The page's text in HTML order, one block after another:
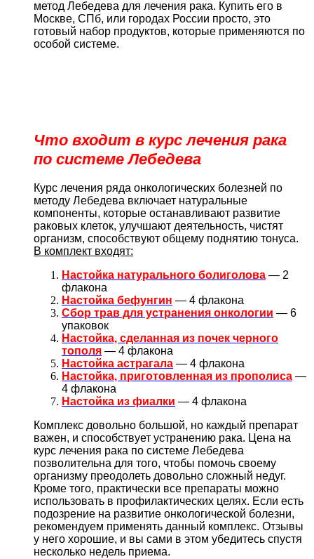
метод Лебедева для лечения рака. Купить его в
Москве, СПб, или городах России просто, это
готовый набор продуктов, которые применяются по
особой системе.
Что входит в курс лечения рака
по системе Лебедева
Курс лечения ряда онкологических болезней по
методу Лебедева включает натуральные
компоненты, которые останавливают развитие
раковых клеток, улучшают деятельность, чистят
организм, способствуют общему поднятию тонуса.
В комплект входят:
Настойка натурального болиголова — 2
флакона
Настойка бефунгин — 4 флакона
Сбор трав для устранения онкологии — 6
упаковок
Настойка, сделанная из почек черного
тополя — 4 флакона
Настойка астрагала — 4 флакона
Настойка, приготовленная из прополиса —
4 флакона
Настойка из фиалки — 4 флакона
Комплекс довольно большой, но каждый препарат
важен, и способствует устранению рака. Цена на
курс лечения рака по системе Лебедева
позволительна для того, чтобы помочь своему
организму преодолеть довольно сложный недуг.
Кроме того, практически все препараты можно
использовать в профилактических целях. Если есть
подозрение на развитие онкологической болезни,
рекомендуем применять данный комплекс. Отзывы
у него хорошие, и вы сами в этом убедитесь спустя
несколько недель приема.